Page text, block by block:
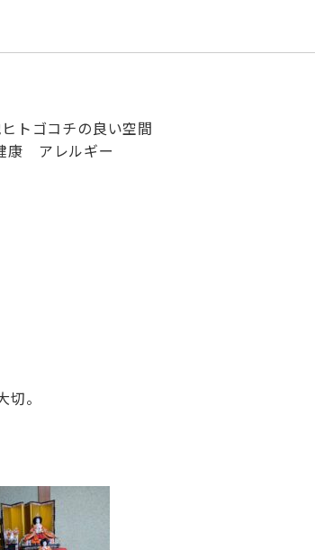
ゴコチの良い空間
康 アレルギー
。